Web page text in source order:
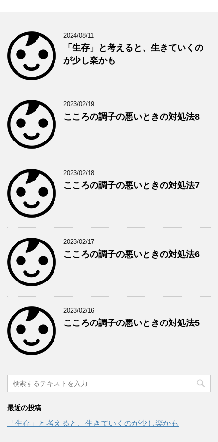
2024/08/11
「生存」と考えると、生きていくの
が少し楽かも
2023/02/19
こころの調子の悪いときの対処法8
2023/02/18
こころの調子の悪いときの対処法7
2023/02/17
こころの調子の悪いときの対処法6
2023/02/16
こころの調子の悪いときの対処法5
最近の投稿
「生存」と考えると、生きていくのが少し楽かも